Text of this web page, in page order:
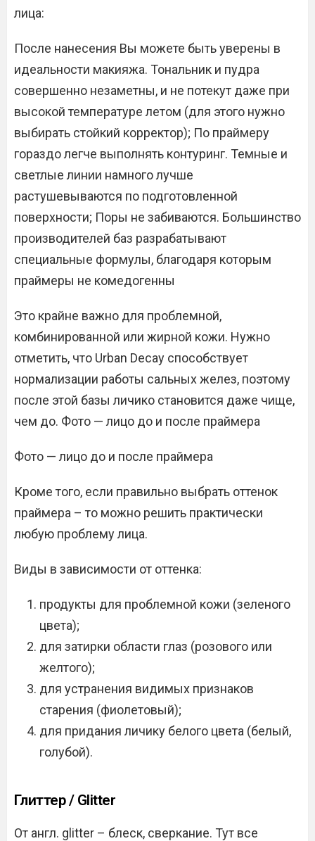
лица:
После нанесения Вы можете быть уверены в
идеальности макияжа. Тональник и пудра
совершенно незаметны, и не потекут даже при
высокой температуре летом (для этого нужно
выбирать стойкий корректор); По праймеру
гораздо легче выполнять контуринг. Темные и
светлые линии намного лучше
растушевываются по подготовленной
поверхности; Поры не забиваются. Большинство
производителей баз разрабатывают
специальные формулы, благодаря которым
праймеры не комедогенны
Это крайне важно для проблемной,
комбинированной или жирной кожи. Нужно
отметить, что Urban Decay способствует
нормализации работы сальных желез, поэтому
после этой базы личико становится даже чище,
чем до. Фото — лицо до и после праймера
Фото — лицо до и после праймера
Кроме того, если правильно выбрать оттенок
праймера – то можно решить практически
любую проблему лица.
Виды в зависимости от оттенка:
продукты для проблемной кожи (зеленого
цвета);
для затирки области глаз (розового или
желтого);
для устранения видимых признаков
старения (фиолетовый);
для придания личику белого цвета (белый,
голубой).
Глиттер / Glitter
От англ. glitter – блеск, сверкание. Тут все